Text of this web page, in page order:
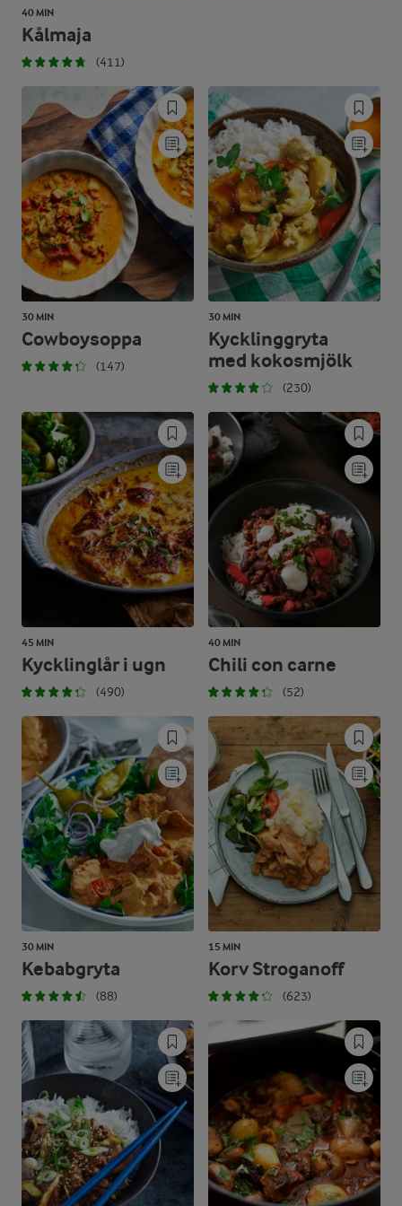
40 MIN
Kålmaja
(411)
30 MIN
Cowboysoppa
(147)
30 MIN
Kycklinggryta
med kokosmjölk
(230)
45 MIN
Kycklinglår i ugn
(490)
40 MIN
Chili con carne
(52)
30 MIN
Kebabgryta
(88)
15 MIN
Korv Stroganoff
(623)